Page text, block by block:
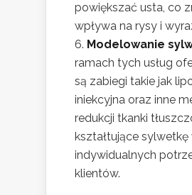
powiększać usta, co
wpływa na rysy i
Modelowanie
ramach tych usług
są zabiegi takie jak
iniekcyjna oraz inne
redukcji tkanki
kształtujące sylwetkę
indywidualnych
klientów.